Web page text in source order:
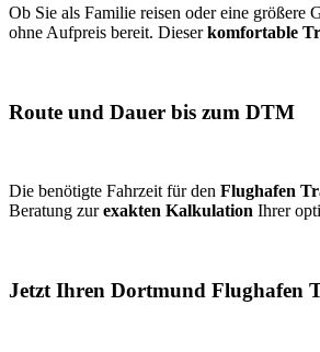
Ob Sie als Familie reisen oder eine größere
ohne Aufpreis bereit. Dieserkomfortable
Route und Dauer bis zum DTM
Die benötigte Fahrzeit für den Flughafen
Beratung zurexakten Kalkulation Ihrer
Jetzt Ihren Dortmund Flughafen